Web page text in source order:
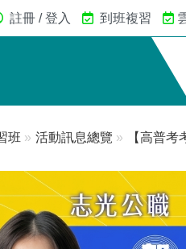
註冊 / 登入 到班複習
班 » 活動訊息總覽 » 【高普